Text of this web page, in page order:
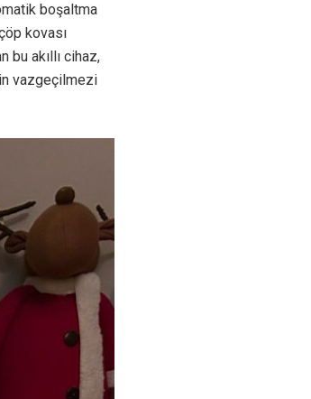
boşaltma
kovası
bu akıllı cihaz,
vazgeçilmezi